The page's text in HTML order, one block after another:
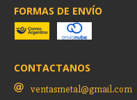
FORMAS DE ENVÍO
CONTACTANOS
ventasmetal@gmail.com